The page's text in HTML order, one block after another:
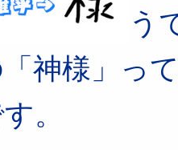
う
神様」っ
。